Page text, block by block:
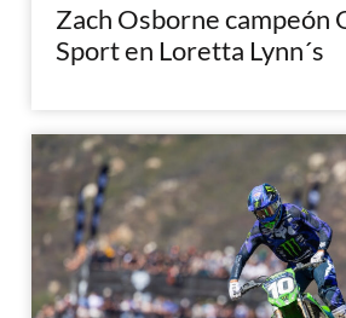
Zach Osborne campeón
Sport en Loretta Lynn´s